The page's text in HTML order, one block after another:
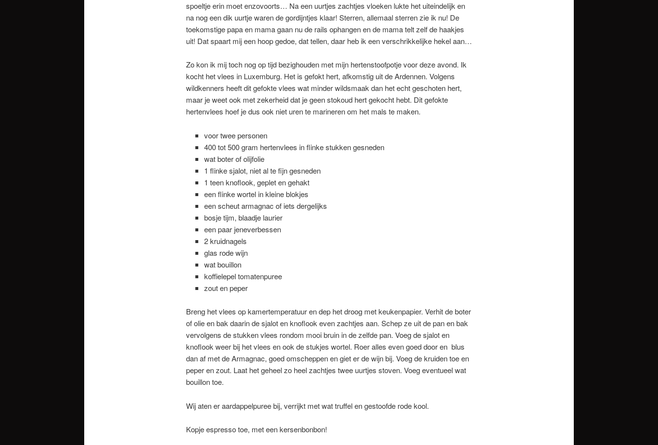
spoeltje erin moet enzovoorts… Na een uurtjes zachtjes vloeken lukte het uiteindelijk en
na nog een dik uurtje waren de gordijntjes klaar! Sterren, allemaal sterren zie ik nu! De
toekomstige papa en mama gaan nu de rails ophangen en de mama telt zelf de haakjes
uit! Dat spaart mij een hoop gedoe, dat tellen, daar heb ik een verschrikkelijke hekel aan…
Zo kon ik mij toch nog op tijd bezighouden met mijn hertenstoofpotje voor deze avond. Ik
kocht het vlees in Luxemburg. Het is gefokt hert, afkomstig uit de Ardennen. Volgens
wildkenners heeft dit gefokte vlees wat minder wildsmaak dan het echt geschoten hert,
maar je weet ook met zekerheid dat je geen stokoud hert gekocht hebt. Dit gefokte
hertenvlees hoef je dus ook niet uren te marineren om het mals te maken.
voor twee personen
400 tot 500 gram hertenvlees in flinke stukken gesneden
wat boter of olijfolie
1 flinke sjalot, niet al te fijn gesneden
1 teen knoflook, geplet en gehakt
een flinke wortel in kleine blokjes
een scheut armagnac of iets dergelijks
bosje tijm, blaadje laurier
een paar jeneverbessen
2 kruidnagels
glas rode wijn
wat bouillon
koffielepel tomatenpuree
zout en peper
Breng het vlees op kamertemperatuur en dep het droog met keukenpapier. Verhit de boter
of olie en bak daarin de sjalot en knoflook even zachtjes aan. Schep ze uit de pan en bak
vervolgens de stukken vlees rondom mooi bruin in de zelfde pan. Voeg de sjalot en
knoflook weer bij het vlees en ook de stukjes wortel. Roer alles even goed door en blus
dan af met de Armagnac, goed omscheppen en giet er de wijn bij. Voeg de kruiden toe en
peper en zout. Laat het geheel zo heel zachtjes twee uurtjes stoven. Voeg eventueel wat
bouillon toe.
Wij aten er aardappelpuree bij, verrijkt met wat truffel en gestoofde rode kool.
Kopje espresso toe, met een kersenbonbon!